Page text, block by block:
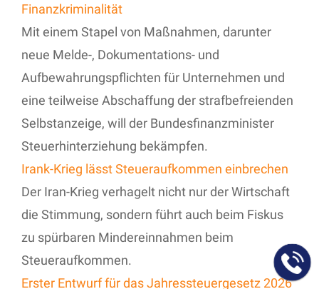
Finanzkriminalität
Mit einem Stapel von Maßnahmen, darunter
neue Melde-, Dokumentations- und
Aufbewahrungspflichten für Unternehmen und
eine teilweise Abschaffung der strafbefreienden
Selbstanzeige, will der Bundesfinanzminister
Steuerhinterziehung bekämpfen.
Irank-Krieg lässt Steueraufkommen einbrechen
Der Iran-Krieg verhagelt nicht nur der Wirtschaft
die Stimmung, sondern führt auch beim Fiskus
zu spürbaren Mindereinnahmen beim
Steueraufkommen.
Erster Entwurf für das Jahressteuergesetz 2026